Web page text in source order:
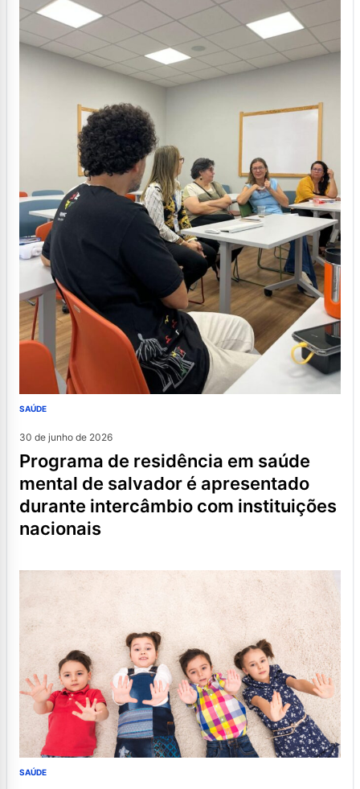
SAÚDE
30 de junho de 2026
programa de residência em saúde
mental de salvador é apresentado
durante intercâmbio com instituições
nacionais
SAÚDE